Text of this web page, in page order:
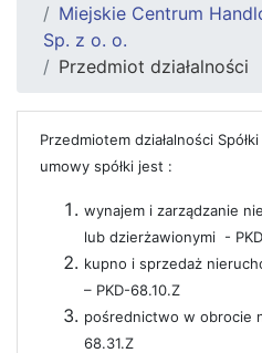
Miejskie Centrum
Sp. z o. o.
Przedmiot działalności
Przedmiotem działalności
umowy spółki jest :
wynajem i zarządzanie
lub dzierżawionymi -
kupno i sprzedaż
– PKD-68.10.Z
pośrednictwo w obrocie
68.31.Z